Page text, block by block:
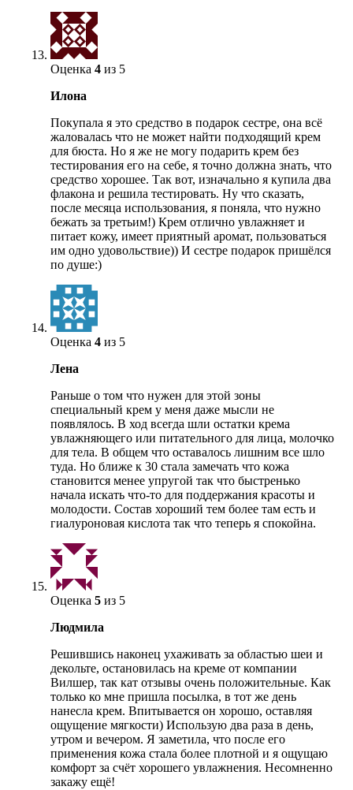
Оценка 4 из 5
Илона
Покупала я это средство в подарок сестре, она всё
жаловалась что не может найти подходящий крем
для бюста. Но я же не могу подарить крем без
тестирования его на себе, я точно должна знать, что
средство хорошее. Так вот, изначально я купила два
флакона и решила тестировать. Ну что сказать,
после месяца использования, я поняла, что нужно
бежать за третьим!) Крем отлично увлажняет и
питает кожу, имеет приятный аромат, пользоваться
им одно удовольствие)) И сестре подарок пришёлся
по душе:)
Оценка 4 из 5
Лена
Раньше о том что нужен для этой зоны
специальный крем у меня даже мысли не
появлялось. В ход всегда шли остатки крема
увлажняющего или питательного для лица, молочко
для тела. В общем что оставалось лишним все шло
туда. Но ближе к 30 стала замечать что кожа
становится менее упругой так что быстренько
начала искать что-то для поддержания красоты и
молодости. Состав хороший тем более там есть и
гиалуроновая кислота так что теперь я спокойна.
Оценка 5 из 5
Людмила
Решившись наконец ухаживать за областью шеи и
декольте, остановилась на креме от компании
Вилшер, так кат отзывы очень положительные. Как
только ко мне пришла посылка, в тот же день
нанесла крем. Впитывается он хорошо, оставляя
ощущение мягкости) Использую два раза в день,
утром и вечером. Я заметила, что после его
применения кожа стала более плотной и я ощущаю
комфорт за счёт хорошего увлажнения. Несомненно
закажу ещё!